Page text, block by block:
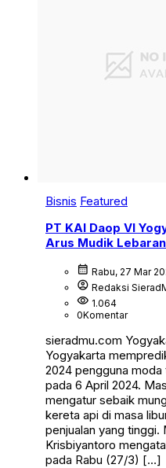
Bisnis Featured
PT KAI Daop VI
Arus Mudik
calendar_month Rabu, 27 Mar
account_circle Redaksi
visibility 1.064
0Komentar
sieradmu.com
Yogyakarta
2024 pengguna
pada 6 April 2024.
mengatur sebaik
kereta api di masa
penjualan yang tinggi.
Krisbiyantoro
pada Rabu (27/3) […]